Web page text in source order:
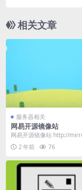
相关文章
服务器相关
网易开源镜像站
网易开源镜像站 http://
3.com/
2 年前 76